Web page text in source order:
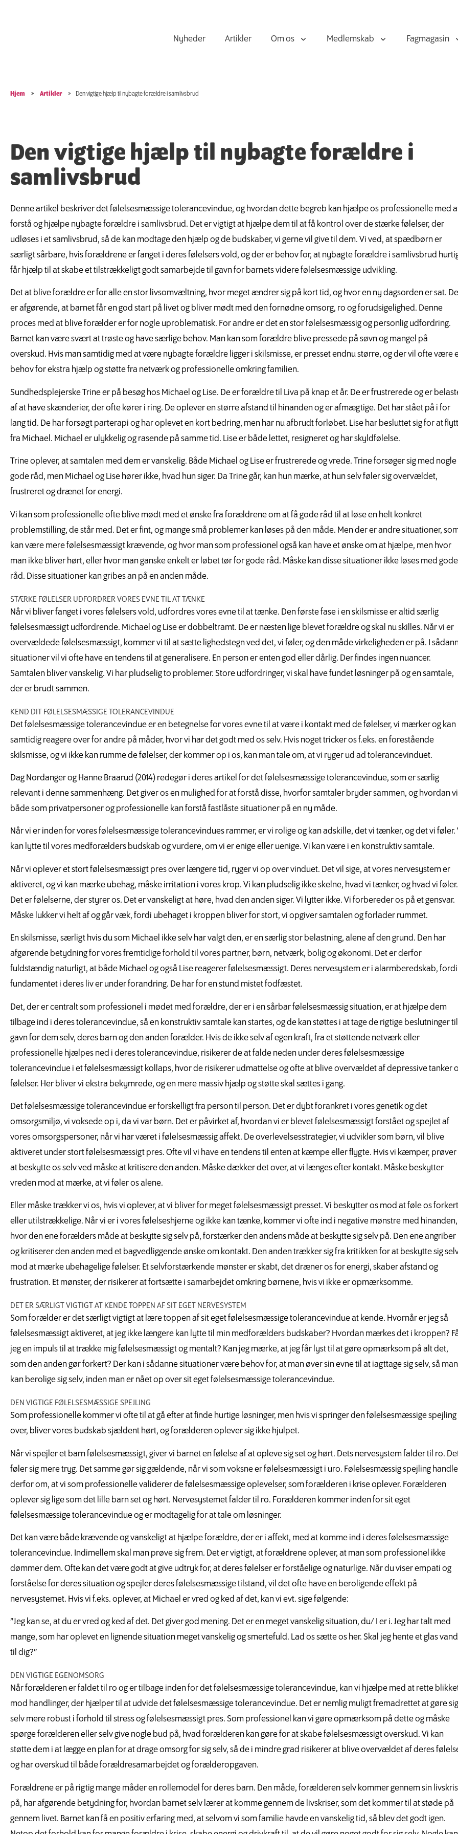
Nyheder Artikler Om os Medlemskab Fagmagasin
Hjem » Artikler » Den vigtige hjælp til nybagte forældre i samlivsbrud
Den vigtige hjælp til nybagte forældre i
samlivsbrud
Denne artikel beskriver det følelsesmæssige tolerancevindue, og hvordan dette begreb kan hjælpe os professionelle med
forstå og hjælpe nybagte forældre i samlivsbrud. Det er vigtigt at hjælpe dem til at få kontrol over de stærke følelser, der
udløses i et samlivsbrud, så de kan modtage den hjælp og de budskaber, vi gerne vil give til dem. Vi ved, at spædbørn er
særligt sårbare, hvis forældrene er fanget i deres følelsers vold, og der er behov for, at nybagte forældre i samlivsbrud
får hjælp til at skabe et tilstrækkeligt godt samarbejde til gavn for barnets videre følelsesmæssige udvikling.
Det at blive forældre er for alle en stor livsomvæltning, hvor meget ændrer sig på kort tid, og hvor en ny dagsorden er sat.
er afgørende, at barnet får en god start på livet og bliver mødt med den fornødne omsorg, ro og forudsigelighed. Denne
proces med at blive forælder er for nogle uproblematisk. For andre er det en stor følelsesmæssig og personlig udfordring.
Barnet kan være svært at trøste og have særlige behov. Man kan som forældre blive pressede på søvn og mangel på
overskud. Hvis man samtidig med at være nybagte forældre ligger i skilsmisse, er presset endnu større, og der vil ofte være
behov for ekstra hjælp og støtte fra netværk og professionelle omkring familien.
Sundhedsplejerske Trine er på besøg hos Michael og Lise. De er forældre til Liva på knap et år. De er frustrerede og er
af at have skænderier, der ofte kører i ring. De oplever en større afstand til hinanden og er afmægtige. Det har stået på i for
lang tid. De har forsøgt parterapi og har oplevet en kort bedring, men har nu afbrudt forløbet. Lise har besluttet sig for at
fra Michael. Michael er ulykkelig og rasende på samme tid. Lise er både lettet, resigneret og har skyldfølelse.
Trine oplever, at samtalen med dem er vanskelig. Både Michael og Lise er frustrerede og vrede. Trine forsøger sig med nogle
gode råd, men Michael og Lise hører ikke, hvad hun siger. Da Trine går, kan hun mærke, at hun selv føler sig overvældet,
frustreret og drænet for energi.
Vi kan som professionelle ofte blive mødt med et ønske fra forældrene om at få gode råd til at løse en helt konkret
problemstilling, de står med. Det er fint, og mange små problemer kan løses på den måde. Men der er andre situationer,
kan være mere følelsesmæssigt krævende, og hvor man som professionel også kan have et ønske om at hjælpe, men hvor
man ikke bliver hørt, eller hvor man ganske enkelt er løbet tør for gode råd. Måske kan disse situationer ikke løses med gode
råd. Disse situationer kan gribes an på en anden måde.
STÆRKE FØLELSER UDFORDRER VORES EVNE TIL AT TÆNKE
Når vi bliver fanget i vores følelsers vold, udfordres vores evne til at tænke. Den første fase i en skilsmisse er altid særlig
følelsesmæssigt udfordrende. Michael og Lise er dobbeltramt. De er næsten lige blevet forældre og skal nu skilles. Når vi er
overvældede følelsesmæssigt, kommer vi til at sætte lighedstegn ved det, vi føler, og den måde virkeligheden er på. I
situationer vil vi ofte have en tendens til at generalisere. En person er enten god eller dårlig. Der findes ingen nuancer.
Samtalen bliver vanskelig. Vi har pludselig to problemer. Store udfordringer, vi skal have fundet løsninger på og en samtale,
der er brudt sammen.
KEND DIT FØLELSESMÆSSIGE TOLERANCEVINDUE
Det følelsesmæssige tolerancevindue er en betegnelse for vores evne til at være i kontakt med de følelser, vi mærker og kan
samtidig reagere over for andre på måder, hvor vi har det godt med os selv. Hvis noget tricker os f.eks. en forestående
skilsmisse, og vi ikke kan rumme de følelser, der kommer op i os, kan man tale om, at vi ryger ud ad tolerancevinduet.
Dag Nordanger og Hanne Braarud (2014) redegør i deres artikel for det følelsesmæssige tolerancevindue, som er særlig
relevant i denne sammenhæng. Det giver os en mulighed for at forstå disse, hvorfor samtaler bryder sammen, og hvordan vi
både som privatpersoner og professionelle kan forstå fastlåste situationer på en ny måde.
Når vi er inden for vores følelsesmæssige tolerancevindues rammer, er vi rolige og kan adskille, det vi tænker, og det vi føler.
kan lytte til vores medforælders budskab og vurdere, om vi er enige eller uenige. Vi kan være i en konstruktiv samtale.
Når vi oplever et stort følelsesmæssigt pres over længere tid, ryger vi op over vinduet. Det vil sige, at vores nervesystem er
aktiveret, og vi kan mærke ubehag, måske irritation i vores krop. Vi kan pludselig ikke skelne, hvad vi tænker, og hvad vi føler.
Det er følelserne, der styrer os. Det er vanskeligt at høre, hvad den anden siger. Vi lytter ikke. Vi forbereder os på et gensvar.
Måske lukker vi helt af og går væk, fordi ubehaget i kroppen bliver for stort, vi opgiver samtalen og forlader rummet.
En skilsmisse, særligt hvis du som Michael ikke selv har valgt den, er en særlig stor belastning, alene af den grund. Den har
afgørende betydning for vores fremtidige forhold til vores partner, børn, netværk, bolig og økonomi. Det er derfor
fuldstændig naturligt, at både Michael og også Lise reagerer følelsesmæssigt. Deres nervesystem er i alarmberedskab, fordi
fundamentet i deres liv er under forandring. De har for en stund mistet fodfæstet.
Det, der er centralt som professionel i mødet med forældre, der er i en sårbar følelsesmæssig situation, er at hjælpe dem
tilbage ind i deres tolerancevindue, så en konstruktiv samtale kan startes, og de kan støttes i at tage de rigtige beslutninger til
gavn for dem selv, deres barn og den anden forælder. Hvis de ikke selv af egen kraft, fra et støttende netværk eller
professionelle hjælpes ned i deres tolerancevindue, risikerer de at falde neden under deres følelsesmæssige
tolerancevindue i et følelsesmæssigt kollaps, hvor de risikerer udmattelse og ofte at blive overvældet af depressive tanker
følelser. Her bliver vi ekstra bekymrede, og en mere massiv hjælp og støtte skal sættes i gang.
Det følelsesmæssige tolerancevindue er forskelligt fra person til person. Det er dybt forankret i vores genetik og det
omsorgsmiljø, vi voksede op i, da vi var børn. Det er påvirket af, hvordan vi er blevet følelsesmæssigt forstået og spejlet af
vores omsorgspersoner, når vi har været i følelsesmæssig affekt. De overlevelsesstrategier, vi udvikler som børn, vil blive
aktiveret under stort følelsesmæssigt pres. Ofte vil vi have en tendens til enten at kæmpe eller flygte. Hvis vi kæmper, prøver
at beskytte os selv ved måske at kritisere den anden. Måske dækker det over, at vi længes efter kontakt. Måske beskytter
vreden mod at mærke, at vi føler os alene.
Eller måske trækker vi os, hvis vi oplever, at vi bliver for meget følelsesmæssigt presset. Vi beskytter os mod at føle os
eller utilstrækkelige. Når vi er i vores følelseshjerne og ikke kan tænke, kommer vi ofte ind i negative mønstre med hinanden,
hvor den ene forælders måde at beskytte sig selv på, forstærker den andens måde at beskytte sig selv på. Den ene angriber
og kritiserer den anden med et bagvedliggende ønske om kontakt. Den anden trækker sig fra kritikken for at beskytte sig
mod at mærke ubehagelige følelser. Et selvforstærkende mønster er skabt, det dræner os for energi, skaber afstand og
frustration. Et mønster, der risikerer at fortsætte i samarbejdet omkring børnene, hvis vi ikke er opmærksomme.
DET ER SÆRLIGT VIGTIGT AT KENDE TOPPEN AF SIT EGET NERVESYSTEM
Som forælder er det særligt vigtigt at lære toppen af sit eget følelsesmæssige tolerancevindue at kende. Hvornår er jeg så
følelsesmæssigt aktiveret, at jeg ikke længere kan lytte til min medforælders budskaber? Hvordan mærkes det i kroppen?
jeg en impuls til at trække mig følelsesmæssigt og mentalt? Kan jeg mærke, at jeg får lyst til at gøre opmærksom på alt det,
som den anden gør forkert? Der kan i sådanne situationer være behov for, at man øver sin evne til at iagttage sig selv, så man
kan berolige sig selv, inden man er nået op over sit eget følelsesmæssige tolerancevindue.
DEN VIGTIGE FØLELSESMÆSSIGE SPEJLING
Som professionelle kommer vi ofte til at gå efter at finde hurtige løsninger, men hvis vi springer den følelsesmæssige spejling
over, bliver vores budskab sjældent hørt, og forælderen oplever sig ikke hjulpet.
Når vi spejler et barn følelsesmæssigt, giver vi barnet en følelse af at opleve sig set og hørt. Dets nervesystem falder til ro.
føler sig mere tryg. Det samme gør sig gældende, når vi som voksne er følelsesmæssigt i uro. Følelsesmæssig spejling
derfor om, at vi som professionelle validerer de følelsesmæssige oplevelser, som forælderen i krise oplever. Forælderen
oplever sig lige som det lille barn set og hørt. Nervesystemet falder til ro. Forælderen kommer inden for sit eget
følelsesmæssige tolerancevindue og er modtagelig for at tale om løsninger.
Det kan være både krævende og vanskeligt at hjælpe forældre, der er i affekt, med at komme ind i deres følelsesmæssige
tolerancevindue. Indimellem skal man prøve sig frem. Det er vigtigt, at forældrene oplever, at man som professionel ikke
dømmer dem. Ofte kan det være godt at give udtryk for, at deres følelser er forståelige og naturlige. Når du viser empati og
forståelse for deres situation og spejler deres følelsesmæssige tilstand, vil det ofte have en beroligende effekt på
nervesystemet. Hvis vi f.eks. oplever, at Michael er vred og ked af det, kan vi evt. sige følgende:
”Jeg kan se, at du er vred og ked af det. Det giver god mening. Det er en meget vanskelig situation, du/ I er i. Jeg har talt med
mange, som har oplevet en lignende situation meget vanskelig og smertefuld. Lad os sætte os her. Skal jeg hente et glas vand
til dig?”
DEN VIGTIGE EGENOMSORG
Når forælderen er faldet til ro og er tilbage inden for det følelsesmæssige tolerancevindue, kan vi hjælpe med at rette
mod handlinger, der hjælper til at udvide det følelsesmæssige tolerancevindue. Det er nemlig muligt fremadrettet at gøre sig
selv mere robust i forhold til stress og følelsesmæssigt pres. Som professionel kan vi gøre opmærksom på dette og måske
spørge forælderen eller selv give nogle bud på, hvad forælderen kan gøre for at skabe følelsesmæssigt overskud. Vi kan
støtte dem i at lægge en plan for at drage omsorg for sig selv, så de i mindre grad risikerer at blive overvældet af deres
og har overskud til både forældresamarbejdet og forælderopgaven.
Forældrene er på rigtig mange måder en rollemodel for deres barn. Den måde, forælderen selv kommer gennem sin
på, har afgørende betydning for, hvordan barnet selv lærer at komme gennem de livskriser, som det kommer til at støde på
gennem livet. Barnet kan få en positiv erfaring med, at selvom vi som familie havde en vanskelig tid, så blev det godt igen.